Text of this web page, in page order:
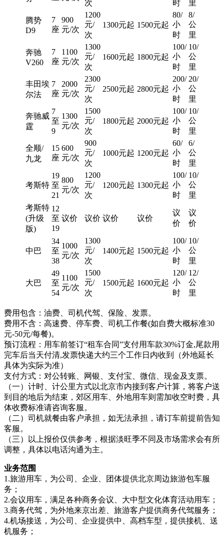
次 时 里
腾势
D9
7
座
900
元/次
1200
元/
次
1300元起 1500元起
80/
小
时
8/
公
里
奔驰
V260
7
座
1100
元/次
1300
元/
次
1600元起 1800元起
100/
小
时
10/
公
里
丰田埃
尔法
7
座
2000
元/次
2300
元/
次
2500元起 2800元起
200/
小
时
20/
公
里
奔驰威
霆
7
至
9
1300
元/次
1500
元/
次
1800元起 2000元起
100/
小
时
10/
公
里
全顺/
九龙
15
座
600
元/次
900
元/
次
1000元起 1200元起
60/
小
时
6/
公
里
考斯特
19
至
21
800
元/次
1200
元/
次
1200元起 1300元起
100/
小
时
10/
公
里
考斯特
(升级
版)
12
至
19
议价 议价 议价 议价
议
价
议
价
中巴
34
至
38
1000
元/次
1300
元/
次
1400元起 1500元起
100/
小
时
10/
公
里
大巴
49
至
54
1100
元/次
1500
元/
次
1500元起 1600元起
120/
小
时
12/
公
里
费用包含：油费、司机代驾、保险、发票。
费用不含：高速费、停车费、司机工作餐(如自费大概标准30
元-50元/每餐)。
预订流程：用车前签订“租车合同”支付用车款30%订金,尾款用
完车后当天付清,发票快递大约三个工作日内收到（外地延长
具体为实际为准）
支付方式：对公转账、网银、支付宝、微信、现金及支票。
（一）计时、计公里方式以北京市内接到客户计算，将客户送
到目的地后为结束，郊区用车、外地用车则需加收空时费，具
体收费标准请咨询客服。
（二）司机就餐由客户承担，如无法承担，请订车前提前告知
客服。
（三）以上报价仅供参考，根据淡旺季不同及市场需求会有所
调整，具体以电话沟通为主。
业务范围
1.旅游用车，为公司、企业、团体提供北京周边旅游包车服
务；
2.会议用车，满足各种商务会议、大中型文化体育活动用车；
3.商务代驾，为外地来京出差、旅游客户提供商务代驾服务；
4.机场接送，为公司、企业提供中、高档车型，提供接机、送
机服务；